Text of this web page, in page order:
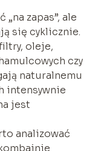
zapas”, ale
się cyklicznie.
oleje,
czy
naturalnemu
intensywnie
jest
analizować